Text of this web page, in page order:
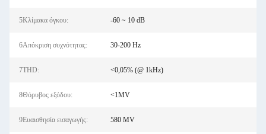
5Κλίμακα όγκου: -60 ~ 10 dB
6Απόκριση συχνότητας: 30-200 Hz
7THD: <0,05% (@ 1kHz)
8Θόρυβος εξόδου: <1MV
9Ευαισθησία εισαγωγής: 580 MV